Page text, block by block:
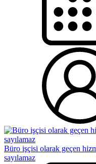
Büro işçisi olarak geçen
sayılamaz